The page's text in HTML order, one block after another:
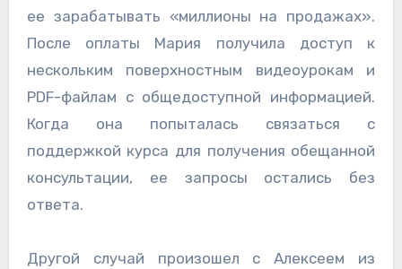
ее зарабатывать «миллионы на продажах».
После оплаты Мария получила доступ к
нескольким поверхностным видеоурокам и
PDF-файлам с общедоступной информацией.
Когда она попыталась связаться с
поддержкой курса для получения обещанной
консультации, ее запросы остались без
ответа.
Другой случай произошел с Алексеем из